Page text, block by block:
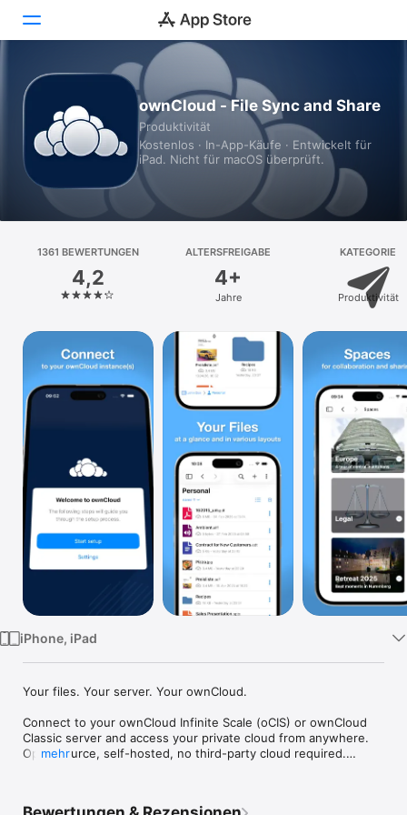
Spiele
Arcade
Plattform
iPhone
iPad
Vision
ownCloud - File Sync and Share
Produktivität
Kostenlos · In-App-Käufe · Entwickelt für
iPad. Nicht für macOS überprüft.
1361 BEWERTUNGEN
4,2
ALTERSFREIGABE
4+
Jahre
KATEGORIE
Produktivität
iPhone, iPad
Your files. Your server. Your ownCloud.
Connect to your ownCloud Infinite Scale (oCIS) or ownCloud
Classic server and access your private cloud from anywhere.
Open source, self-hosted, no third-party cloud required.
mehr